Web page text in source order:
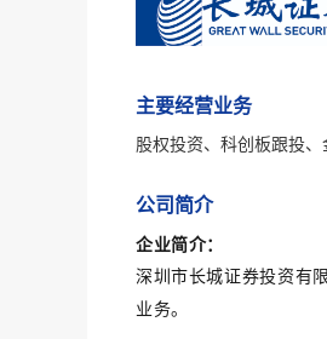
主要经营业务
股权投资、科创板跟投
公司简介
企业简介：
深圳市长城证券投资有
业务。